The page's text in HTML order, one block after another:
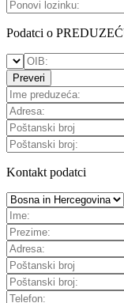
Podatci o
Preveri
Kontakt podatci